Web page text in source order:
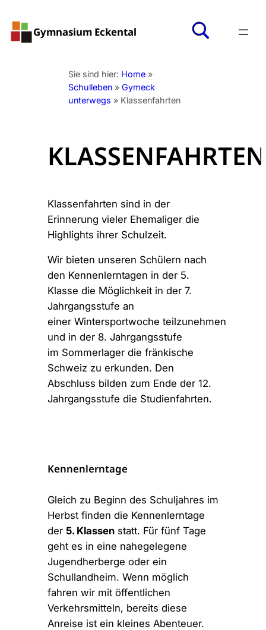
Inhalt
springen
Gymnasium Eckental
Sie sind hier: Home »
Schulleben »Gymeck
unterwegs » Klassenfahrten
KLASSENFAHRTEN
Klassenfahrten sind in der
Erinnerung vieler Ehemaliger die
Highlights ihrer Schulzeit.
Wir bieten unseren Schülern nach
den Kennenlerntagen in der 5.
Klasse die Möglichkeit in der 7.
Jahrgangsstufe an
einer Wintersportwoche teilzunehmen
und in der 8. Jahrgangsstufe
im Sommerlagerdie fränkische
Schweiz zu erkunden. Den
Abschluss bilden zum Ende der 12.
Jahrgangsstufe die Studienfahrten.
Kennenlerntage
Gleich zu Beginn des Schuljahres im
Herbst finden die Kennenlerntage
der 5. Klassenstatt. Für fünf Tage
geht es in eine nahegelegene
Jugendherberge oder ein
Schullandheim. Wenn möglich
fahren wir mit öffentlichen
Verkehrsmitteln, bereits diese
Anreise ist ein kleines Abenteuer.